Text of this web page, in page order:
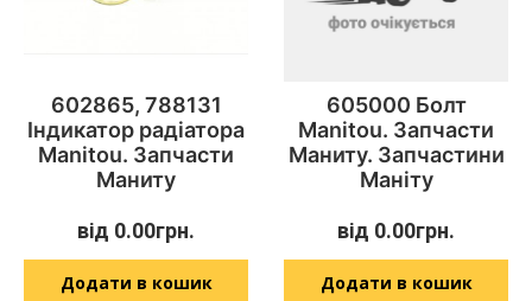
602865, 788131
Індикатор радіатора
Manitou. Запчасти
Маниту
від 0.00грн.
Додати в кошик
605000 Болт
Manitou. Запчасти
Маниту. Запчастини
Маніту
від 0.00грн.
Додати в кошик